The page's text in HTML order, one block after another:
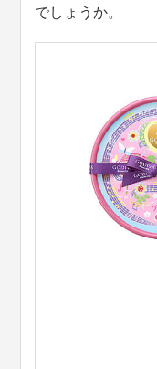
でしょうか。